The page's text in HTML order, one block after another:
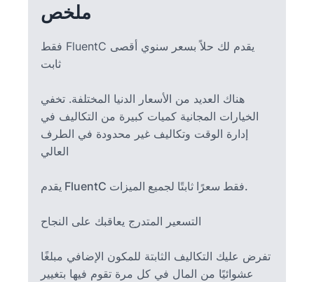
ملخص
فقط FluentC يقدم لك حلاً بسعر سنوي أقصى
ثابت
هناك العديد من الأسعار الدنيا المختلفة. تخفي
الخيارات المجانية كميات كبيرة من التكاليف في
إدارة الوقت وتكاليف غير محدودة في الطرف
العالي
يقدم FluentC فقط سعرًا ثابتًا لجميع الميزات.
التسعير المتدرج يعاقبك على النجاح
تفرض عليك التكاليف الثابتة للمكون الإضافي مبلغًا
عشوائيًا من المال في كل مرة تقوم فيها بتغيير